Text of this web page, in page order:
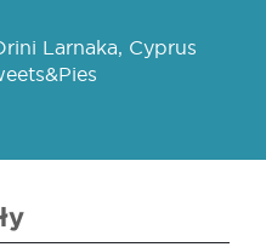
Larnaka, Cyprus